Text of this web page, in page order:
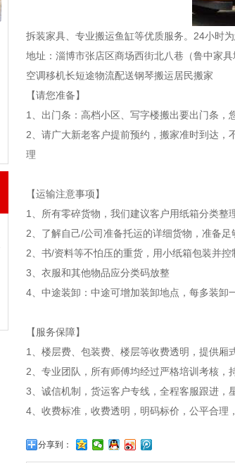
拆装家具、专业搬运鱼缸等优质服务。24小时
地址：淄博市张店区商场西街北八巷（鲁中家
空调移机长短途物流配送钢琴搬运居民搬家
【请您准备】
1、出门条：高档小区、写字楼搬出要出门条，
2、请广大新老客户提前预约，搬家准时到达
理
【运输注意事项】
1、所有零碎货物，我们建议客户用纸箱分类整
2、了解自己/公司准备托运的详细货物，准备足
2、书/资料等不怕压的重货，用小纸箱包装并
3、衣服和其他物品应分类码放整
4、中途装卸：中途可增加装卸地点，每多装卸
【服务保障】
1、楼层费、包装费、楼层等收费透明，提供厢
2、专业团队，所有师傅均经过严格培训考核，
3、诚信机制，货运客户专线，全程客服跟进，
4、收费标准，收费透明，明码标价，公平合理
分享到：